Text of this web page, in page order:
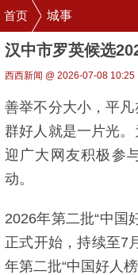
首页 城事
汉中市罗英候选
西西新闻 @ 2026-07-08 10:25
善举不分大小，平
群好人就是一片光
迎广大网友积极参
动。
2026年第二批“中国
正式开始，持续至7
年第二批“中国好人榜